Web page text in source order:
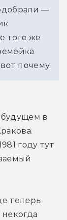
—
того же
почему.
будущем в
году тут
теперь